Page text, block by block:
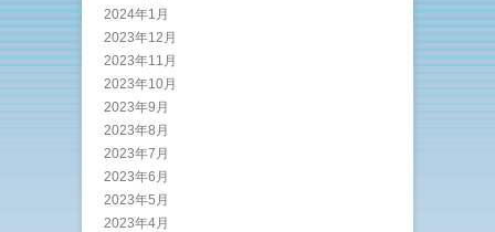
2024年1月
2023年12月
2023年11月
2023年10月
2023年9月
2023年8月
2023年7月
2023年6月
2023年5月
2023年4月